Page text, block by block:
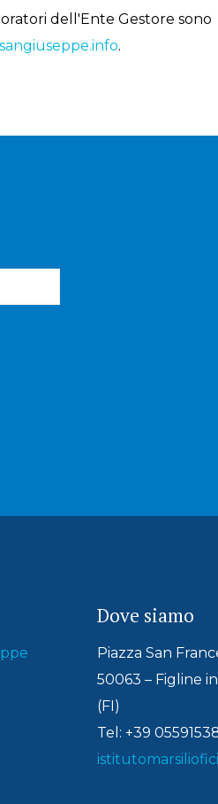
dell'Ente Gestore sono
.
Dove siamo
Piazza San
50063 – Figline
(FI)
Tel: +39